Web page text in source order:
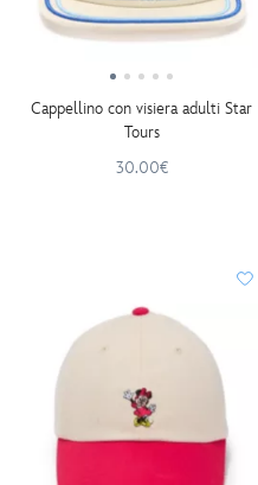
Cappellino con visiera adulti Star
Tours
30.00€